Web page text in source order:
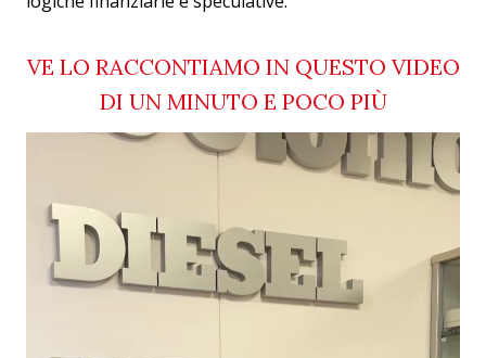
VE LO RACCONTIAMO IN QUESTO VIDEO
DI UN MINUTO E POCO PIÙ